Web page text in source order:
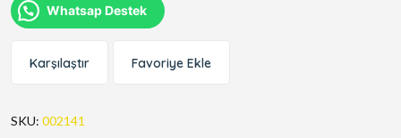
Whatsap Destek
Karşılaştır Favoriye Ekle
SKU: 002141